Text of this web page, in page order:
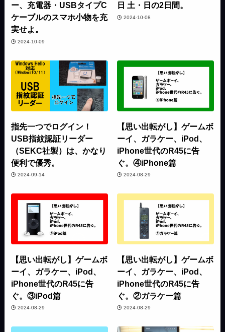
ー、充電器・USBタイプC
ケーブルのスマホ小物を充
実せよ。
2024-10-09
日 土・日の2日間。
2024-10-08
指先一つでログイン！
USB指紋認証リーダー
（SEKC社製）は、かなり
便利で優秀。
2024-09-14
【思い出転がし】ゲームボ
ーイ、ガラケー、iPod、
iPhone世代のR45に告
ぐ。④iPhone篇
2024-08-29
【思い出転がし】ゲームボ
ーイ、ガラケー、iPod、
iPhone世代のR45に告
ぐ。③iPod篇
2024-08-29
【思い出転がし】ゲームボ
ーイ、ガラケー、iPod、
iPhone世代のR45に告
ぐ。②ガラケー篇
2024-08-29